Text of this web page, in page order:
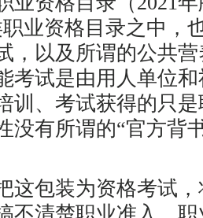
业资格目录之中，
，以及所谓的公共
考试是由用人单位
训、考试获得的只
没有所谓的“官方背
包装为资格考试，